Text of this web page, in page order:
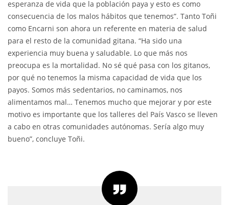
esperanza de vida que la población paya y esto es como
consecuencia de los malos hábitos que tenemos”. Tanto Toñi
como Encarni son ahora un referente en materia de salud
para el resto de la comunidad gitana. “Ha sido una
experiencia muy buena y saludable. Lo que más nos
preocupa es la mortalidad. No sé qué pasa con los gitanos,
por qué no tenemos la misma capacidad de vida que los
payos. Somos más sedentarios, no caminamos, nos
alimentamos mal… Tenemos mucho que mejorar y por este
motivo es importante que los talleres del País Vasco se lleven
a cabo en otras comunidades autónomas. Sería algo muy
bueno”, concluye Toñi.